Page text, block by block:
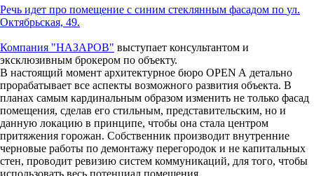
Речь идет про помещение с синим стеклянным фасадом по ул.
Октябрьская, 49.
Компания "НАЗАРОВ" выступает консультантом и
эксклюзивным брокером по объекту.
В настоящий момент архитектурное бюро OPEN A детально
прорабатывает все аспекты возможного развития объекта. В
планах самым кардинальным образом изменить не только фасад
помещения, сделав его стильным, представительским, но и
данную локацию в принципе, чтобы она стала центром
притяжения горожан. Собственник производит внутренние
черновые работы по демонтажу перегородок и не капитальных
стен, проводит ревизию систем коммуникаций, для того, чтобы
использовать весь потенциал помещения.